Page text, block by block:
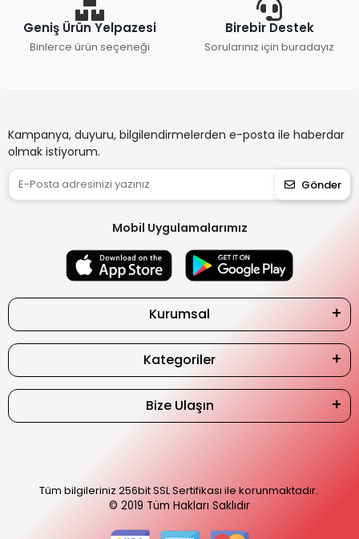
Geniş Ürün Yelpazesi
Binlerce ürün seçeneği
Birebir Destek
Sorularınız için buradayız
Kampanya, duyuru, bilgilendirmelerden e-posta ile haberdar
olmak istiyorum.
Gönder
Mobil Uygulamalarımız
Kurumsal
Kategoriler
Bize Ulaşın
Tüm bilgileriniz 256bit SSL Sertifikası ile korunmaktadır.
© 2019 Tüm Hakları Saklıdır